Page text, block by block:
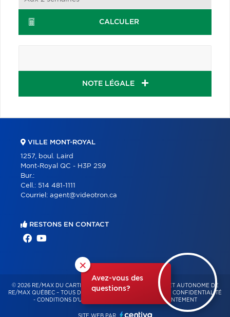
CALCULER
NOTE LÉGALE
×
Avez-vous des
questions?
VILLE MONT-ROYAL
1257, boul. Laird
Mont-Royal QC - H3P 2S9
Bur.:
Cell.: 514 481-1111
Courriel: agent@videotron.ca
RESTONS EN CONTACT
© 2026 RE/MAX DU CARTIER – FRANCHISÉ INDÉPENDANT ET AUTONOME DE
RE/MAX QUÉBEC – TOUS DROITS RÉSERVÉS -
POLITIQUE DE CONFIDENTIALITÉ
- CONDITIONS D'UTILISATION GESTION DU CONSENTEMENT
SITE WEB PAR